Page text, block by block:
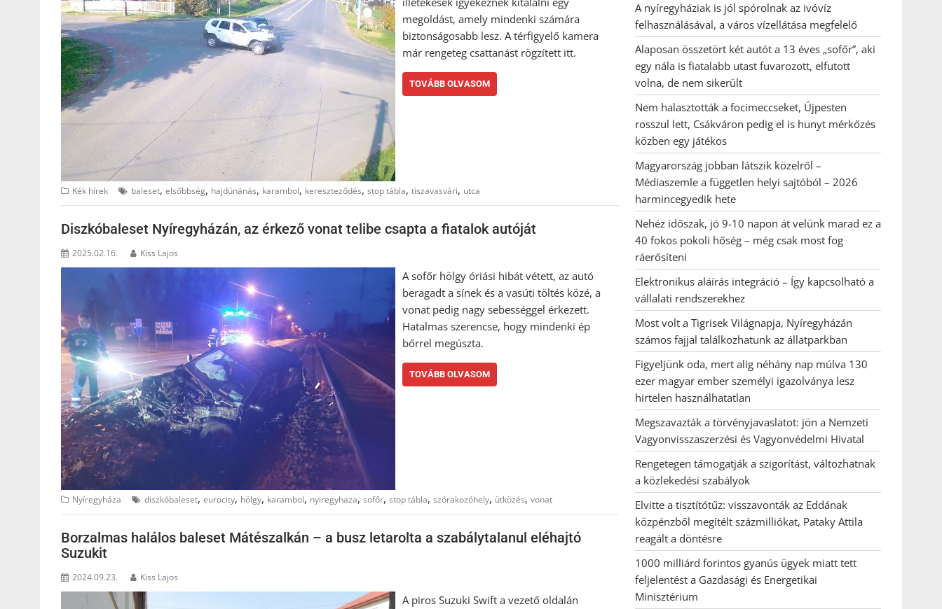
megoldást, amely mindenki számára
biztonságosabb lesz. A térfigyelő kamera
már rengeteg csattanást rögzített itt.
TOVÁBB OLVASOM
Kék hírek baleset, elsőbbség, hajdúnánás, karambol, kereszteződés, stop tábla, tiszavasvári, utca
Diszkóbaleset Nyíregyházán, az érkező vonat telibe csapta a fiatalok autóját
2025.02.16. Kiss Lajos
A sofőr hölgy óriási hibát vétett, az autó
beragadt a sínek és a vasúti töltés közé, a
vonat pedig nagy sebességgel érkezett.
Hatalmas szerencse, hogy mindenki ép
bőrrel megúszta.
TOVÁBB OLVASOM
Nyíregyháza diszkóbaleset, eurocity, hölgy, karambol, nyiregyhaza, sofőr, stop tábla, szórakozóhely, ütközés, vonat
Borzalmas halálos baleset Mátészalkán – a busz letarolta a szabálytalanul eléhajtó
Suzukit
2024.09.23. Kiss Lajos
A piros Suzuki Swift a vezető oldalán
A nyíregyháziak is jól spórolnak az ivóvíz
felhasználásával, a város vízellátása megfelelő
Alaposan összetört két autót a 13 éves „sofőr”, aki
egy nála is fiatalabb utast fuvarozott, elfutott
volna, de nem sikerült
Nem halasztották a focimeccseket, Újpesten
rosszul lett, Csákváron pedig el is hunyt mérkőzés
közben egy játékos
Magyarország jobban látszik közelről –
Médiaszemle a független helyi sajtóból – 2026
harmincegyedik hete
Nehéz időszak, jó 9-10 napon át velünk marad ez a
40 fokos pokoli hőség – még csak most fog
ráerősíteni
Elektronikus aláírás integráció – Így kapcsolható a
vállalati rendszerekhez
Most volt a Tigrisek Világnapja, Nyíregyházán
számos fajjal találkozhatunk az állatparkban
Figyeljünk oda, mert alig néhány nap múlva 130
ezer magyar ember személyi igazolványa lesz
hirtelen használhatatlan
Megszavazták a törvényjavaslatot: jön a Nemzeti
Vagyonvisszaszerzési és Vagyonvédelmi Hivatal
Rengetegen támogatják a szigorítást, változhatnak
a közlekedési szabályok
Elvitte a tisztítótűz: visszavonták az Eddának
közpénzből megítélt százmilliókat, Pataky Attila
reagált a döntésre
1000 milliárd forintos gyanús ügyek miatt tett
feljelentést a Gazdasági és Energetikai
Minisztérium